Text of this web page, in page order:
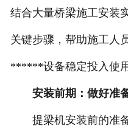
结合大量桥梁施工安装
关键步骤，帮助施工人
******设备稳定投入使用
安装前期：做好准
提梁机安装前的准备